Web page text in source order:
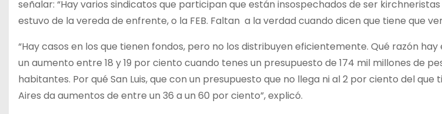
señalar: “Hay varios sindicatos que participan que están insospechados de ser
estuvo de la vereda de enfrente, o la FEB. Faltan a la verdad cuando dicen que tiene que
“Hay casos en los que tienen fondos, pero no los distribuyen eficientemente. Qué razón
un aumento entre 18 y 19 por ciento cuando tenes un presupuesto de 174 mil millones de
habitantes. Por qué San Luis, que con un presupuesto que no llega ni al 2 por ciento del que
Aires da aumentos de entre un 36 a un 60 por ciento”, explicó.